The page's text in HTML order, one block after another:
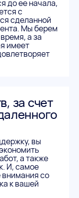
до ее начала,
с
сделанной
Мы берем
а за
имеет
за счет
вы
а также
И, самое
внимания со
к вашей